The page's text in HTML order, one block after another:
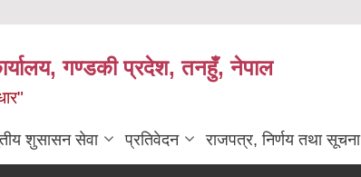
गण्डकी प्रदेश, तनहुँ, नेपाल
शुसासन सेवा प्रतिवेदन राजपत्र, निर्णय तथा सूचना